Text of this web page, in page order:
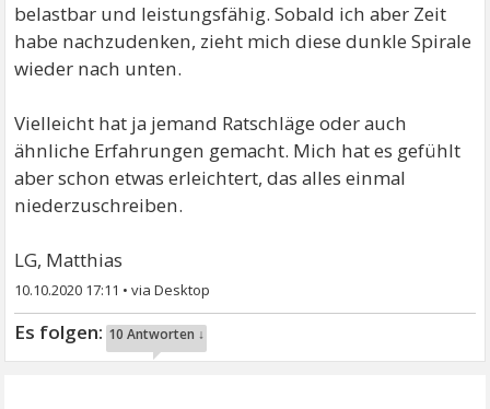
belastbar und leistungsfähig. Sobald ich aber Zeit
habe nachzudenken, zieht mich diese dunkle Spirale
wieder nach unten.
Vielleicht hat ja jemand Ratschläge oder auch
ähnliche Erfahrungen gemacht. Mich hat es gefühlt
aber schon etwas erleichtert, das alles einmal
niederzuschreiben.
LG, Matthias
10.10.2020 17:11 •
10 Antworten ↓